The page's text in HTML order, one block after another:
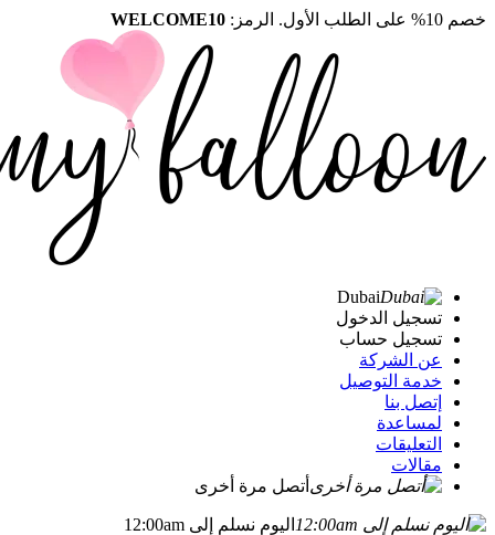
خصم 10% على الطلب الأول. الرمز: WELCOME10
Dubai
تسجيل الدخول
تسجيل حساب
عن الشركة
خدمة التوصيل
إتصل بنا
لمساعدة
التعليقات
مقالات
أتصل مرة أخرى
اليوم نسلم إلى 12:00am